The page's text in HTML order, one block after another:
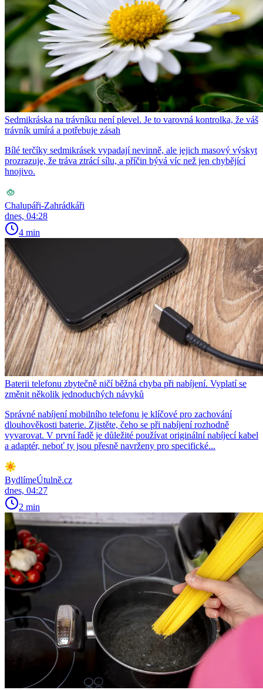
Sedmikráska na trávníku není plevel. Je to varovná kontrolka, že váš
trávník umírá a potřebuje zásah
Bílé terčíky sedmikrásek vypadají nevinně, ale jejich masový výskyt
prozrazuje, že tráva ztrácí sílu, a příčin bývá víc než jen chybějící
hnojivo.
Chalupáři-Zahrádkáři
dnes, 04:28
4 min
Baterii telefonu zbytečně ničí běžná chyba při nabíjení. Vyplatí se
změnit několik jednoduchých návyků
Správné nabíjení mobilního telefonu je klíčové pro zachování
dlouhověkosti baterie. Zjistěte, čeho se při nabíjení rozhodně
vyvarovat. V první řadě je důležité používat originální nabíjecí kabel
a adaptér, neboť ty jsou přesně navrženy pro specifické...
BydlímeÚtulně.cz
dnes, 04:27
2 min